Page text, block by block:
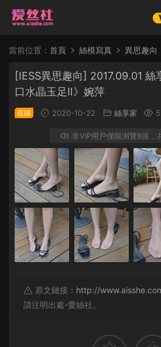
當前位置： 首頁 絲模寫真 異思趣向
[IESS異思趣向] 2017.09.01
口水晶玉足Ⅱ》婉萍
在線 2020-10-22 絲享家
非VIP用戶僅限浏覽8張，
原文鏈接： http://
請注明出處-愛絲社。